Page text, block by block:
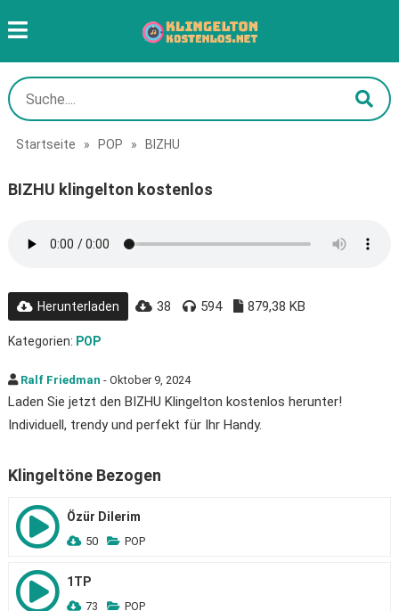
Startseite » POP » BIZHU
BIZHU klingelton kostenlos
Herunterladen 38 594 879,38 KB
Kategorien: POP
Ralf Friedman - Oktober 9, 2024
Laden Sie jetzt den BIZHU Klingelton kostenlos herunter!
Individuell, trendy und perfekt für Ihr Handy.
Klingeltöne Bezogen
Özür Dilerim
50 POP
1TP
73 POP